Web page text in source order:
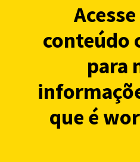
conteúdo
para
que é